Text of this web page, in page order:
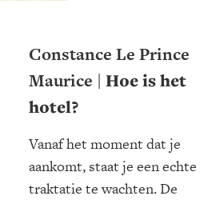
Constance Le Prince
Maurice | Hoe is het
hotel?
Vanaf het moment dat je
aankomt, staat je een echte
traktatie te wachten. De